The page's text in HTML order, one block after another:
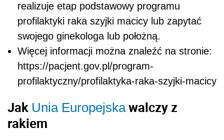
realizuje etap podstawowy programu
profilaktyki raka szyjki macicy lub zapytać
swojego ginekologa lub położną.
Więcej informacji można znaleźć na stronie:
https://pacjent.gov.pl/program-
profilaktyczny/profilaktyka-raka-szyjki-macicy
Jak Unia Europejskawalczy z
rakiem